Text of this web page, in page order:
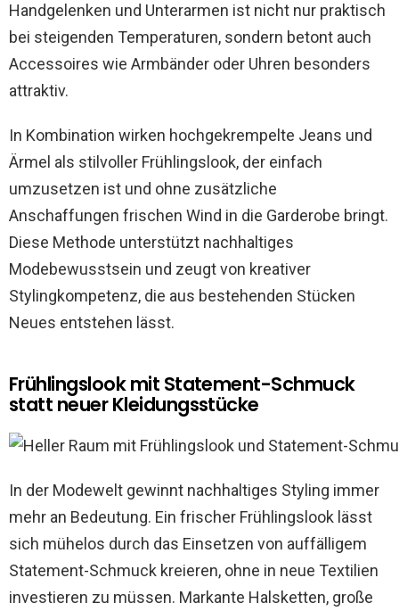
Handgelenken und Unterarmen ist nicht nur praktisch
bei steigenden Temperaturen, sondern betont auch
Accessoires wie Armbänder oder Uhren besonders
attraktiv.
In Kombination wirken hochgekrempelte Jeans und
Ärmel als stilvoller Frühlingslook, der einfach
umzusetzen ist und ohne zusätzliche
Anschaffungen frischen Wind in die Garderobe bringt.
Diese Methode unterstützt nachhaltiges
Modebewusstsein und zeugt von kreativer
Stylingkompetenz, die aus bestehenden Stücken
Neues entstehen lässt.
Frühlingslook mit Statement-Schmuck
statt neuer Kleidungsstücke
In der Modewelt gewinnt nachhaltiges Styling immer
mehr an Bedeutung. Ein frischer Frühlingslook lässt
sich mühelos durch das Einsetzen von auffälligem
Statement-Schmuck kreieren, ohne in neue Textilien
investieren zu müssen. Markante Halsketten, große